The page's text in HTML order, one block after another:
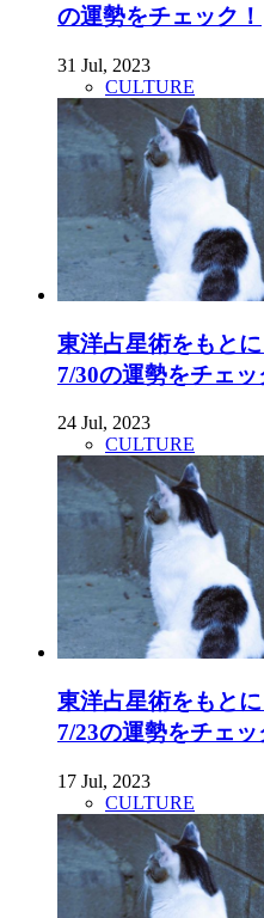
の運勢をチェック！
31 Jul, 2023
CULTURE
東洋占星術をもと
7/30の運勢をチェッ
24 Jul, 2023
CULTURE
東洋占星術をもと
7/23の運勢をチェッ
17 Jul, 2023
CULTURE